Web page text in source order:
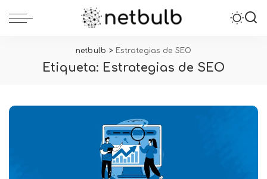
netbulb > Estrategias de SEO
Etiqueta: Estrategias de SEO